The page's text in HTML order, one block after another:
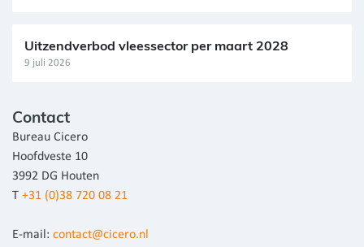
Uitzendverbod vleessector per maart 2028
9 juli 2026
Contact
Bureau Cicero
Hoofdveste 10
3992 DG Houten
T +31 (0)38 720 08 21
E-mail: contact@cicero.nl